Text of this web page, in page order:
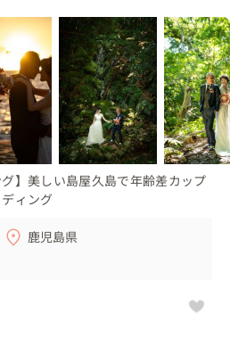
】美しい島屋久島で年齢差カップ
ィング
鹿児島県